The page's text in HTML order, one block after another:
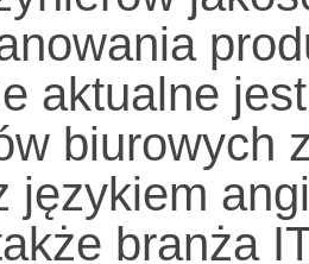
aktualne
biurowych
językiem
branża